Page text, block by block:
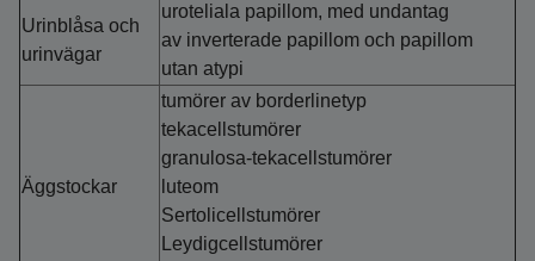
Urinblåsa och
urinvägar
uroteliala papillom, med undantag
av inverterade papillom och papillom
utan atypi
Äggstockar
tumörer av borderlinetyp
tekacellstumörer
granulosa-tekacellstumörer
luteom
Sertolicellstumörer
Leydigcellstumörer